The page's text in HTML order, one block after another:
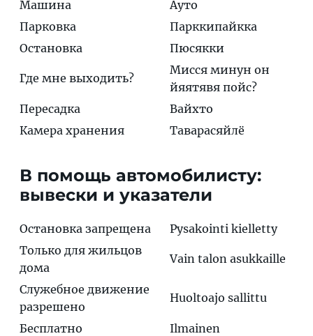
Машина
Ауто
Парковка
Парккипайкка
Остановка
Пюсякки
Где мне выходить?
Мисся минун он
йяятявя пойс?
Пересадка
Вайхто
Камера хранения
Таварасяйлё
В помощь автомобилисту:
вывески и указатели
Остановка запрещена
Pysakointi kielletty
Только для жильцов
дома
Vain talon asukkaille
Служебное движение
разрешено
Huoltoajo sallittu
Бесплатно
Ilmainen